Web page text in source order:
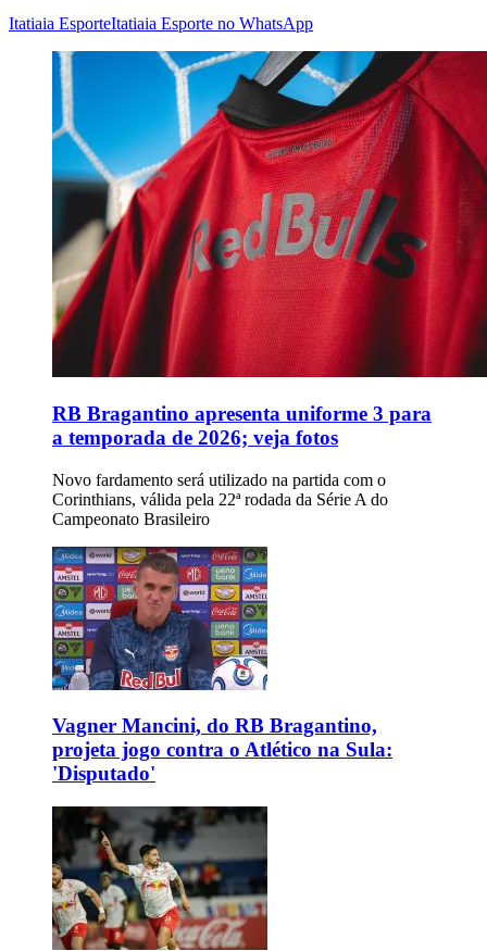
Itatiaia EsporteItatiaia Esporte no WhatsApp
RB Bragantino apresenta uniforme 3 para
a temporada de 2026; veja fotos
Novo fardamento será utilizado na partida com o
Corinthians, válida pela 22ª rodada da Série A do
Campeonato Brasileiro
Vagner Mancini, do RB Bragantino,
projeta jogo contra o Atlético na Sula:
'Disputado'